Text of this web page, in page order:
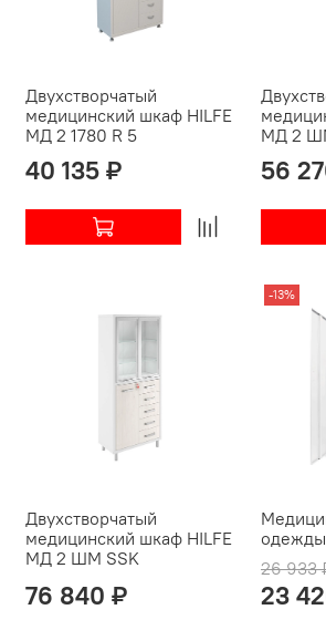
Двухстворчатый
медицинский шкаф HILFE
МД 2 1780 R 5
40 135 ₽
МД 2
56
Двухстворчатый
медицинский шкаф HILFE
МД 2 ШМ SSK
76 840 ₽
-13%
26 933
23